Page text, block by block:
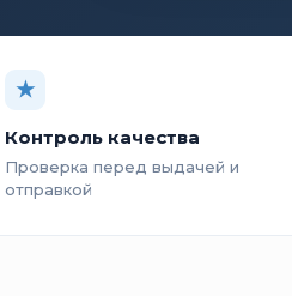
★
Контроль качества
Проверка перед выдачей и
отправкой